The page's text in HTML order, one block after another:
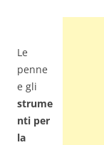
Le
penne
e gli
strume
nti per
la